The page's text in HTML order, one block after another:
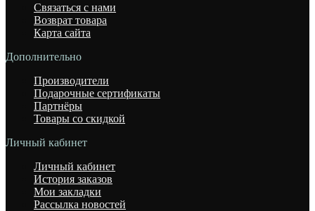
Связаться с нами
Возврат товара
Карта сайта
Дополнительно
Производители
Подарочные сертификаты
Партнёры
Товары со скидкой
Личный кабинет
Личный кабинет
История заказов
Мои закладки
Рассылка новостей